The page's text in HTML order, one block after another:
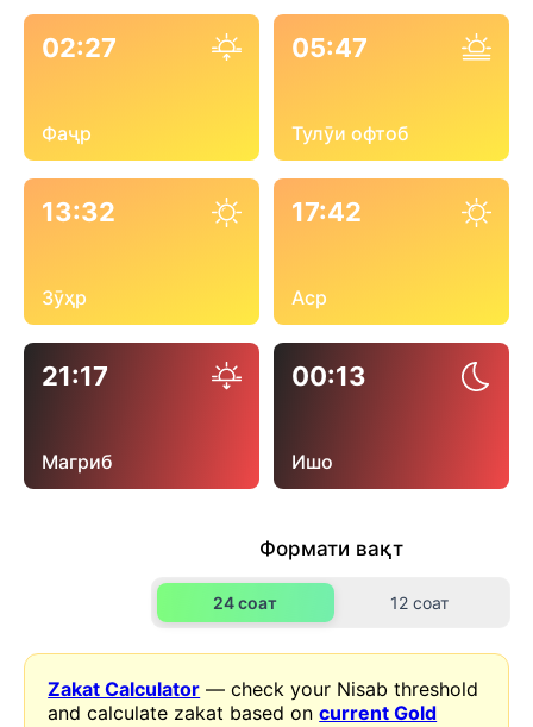
02:27
Фаҷр
05:47
Тулӯи офтоб
13:32
Зӯҳр
17:42
Аср
21:17
Магриб
00:13
Ишо
Формати вақт
24 соат 12 соат
Zakat Calculator — check your Nisab threshold
and calculate zakat based oncurrent Gold